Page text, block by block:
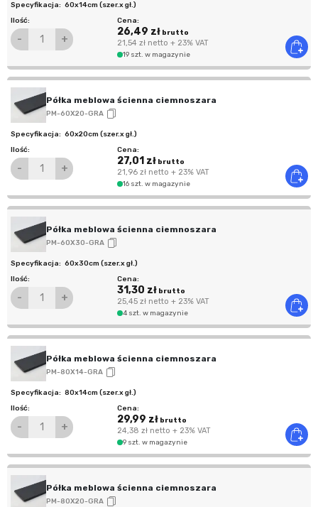
60x14cm (szer.x gł.)
- +
26,49 złbrutto
21,54 złnetto + 23% VAT
19 szt. w magazynie
Półka meblowa ścienna ciemnoszara
PM-60X20-GRA
60x20cm (szer.x gł.)
- +
27,01 złbrutto
21,96 złnetto + 23% VAT
16 szt. w magazynie
Półka meblowa ścienna ciemnoszara
PM-60X30-GRA
60x30cm (szer.x gł.)
- +
31,30 złbrutto
25,45 złnetto + 23% VAT
4 szt. w magazynie
Półka meblowa ścienna ciemnoszara
PM-80X14-GRA
80x14cm (szer.x gł.)
- +
29,99 złbrutto
24,38 złnetto + 23% VAT
9 szt. w magazynie
Półka meblowa ścienna ciemnoszara
PM-80X20-GRA